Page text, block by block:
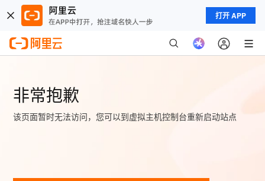
打开 APP
非常抱歉
该页面暂时无法访问，您可以到虚拟主机控制台重新启动站点